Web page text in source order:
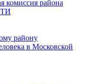
комиссия района
району
в Московской